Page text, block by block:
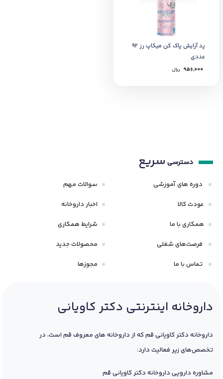
پد آرایش پاک کن میکاپ رز 92
عددی
956,000 ﷼
دسترسی سریع
دوره های آموزشی
عودت کالا
همکاری با ما
فرصت‌های شغلی
تماس با ما
سوالات مهم
اخبار داروخانه
شرایط همکاری
محصولات جدید
مجوزها
داروخانه اینترنتی دکتر کاویانی
داروخانه دکتر کاویانی قم که از داروخانه های معروف قم است، در
تخصص‌های زیر فعالیت دارد:
مشاوره دارویی داروخانه دکتر کاویانی قم